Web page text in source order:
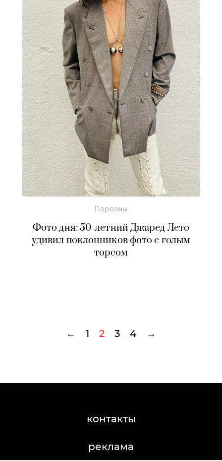
Персоны
Фото дня: 50-летний Джаред Лето
удивил поклонников фото с голым
торсом
← 1 2 3 4 →
контакты
реклама